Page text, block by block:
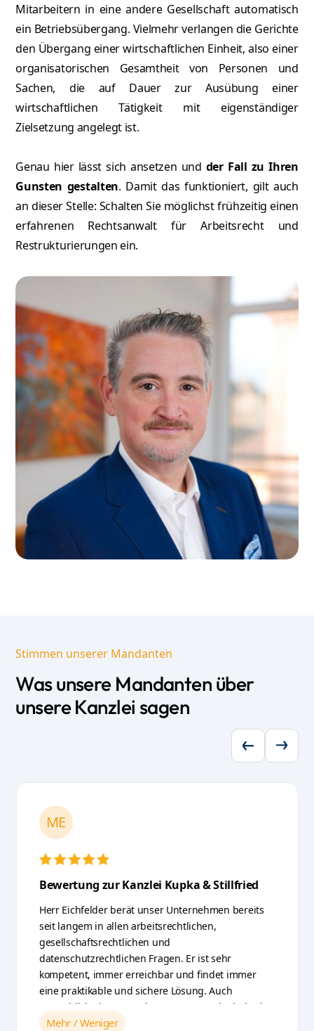
Mitarbeitern in eine andere Gesellschaft automatisch
ein Betriebsübergang. Vielmehr verlangen die Gerichte
den Übergang einer wirtschaftlichen Einheit, also einer
organisatorischen Gesamtheit von Personen und
Sachen, die auf Dauer zur Ausübung einer
wirtschaftlichen Tätigkeit mit eigenständiger
Zielsetzung angelegt ist.
Genau hier lässt sich ansetzen und der Fall zu Ihren
Gunsten gestalten. Damit das funktioniert, gilt auch
an dieser Stelle: Schalten Sie möglichst frühzeitig einen
erfahrenen Rechtsanwalt für Arbeitsrecht und
Restrukturierungen ein.
Stimmen unserer Mandanten
Was unsere Mandanten über
unsere Kanzlei sagen
ME
Bewertung zur Kanzlei Kupka & Stillfried
Herr Eichfelder berät unser Unternehmen bereits
seit langem in allen arbeitsrechtlichen,
gesellschaftsrechtlichen und
datenschutzrechtlichen Fragen. Er ist sehr
kompetent, immer erreichbar und findet immer
eine praktikable und sichere Lösung. Auch
menschlich ein angenehmer Partner. Wir sind sehr
froh, Herrn Eichfelder als Berater zu wissen.
Mehr / Weniger